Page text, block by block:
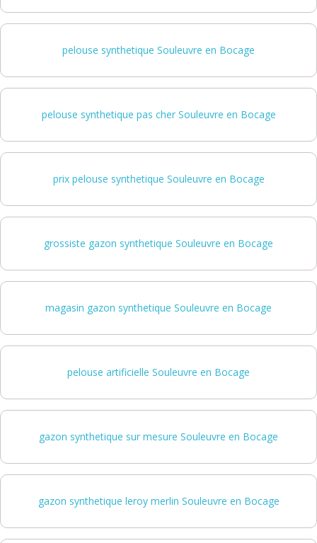
pelouse synthetique Souleuvre en Bocage
pelouse synthetique pas cher Souleuvre en Bocage
prix pelouse synthetique Souleuvre en Bocage
grossiste gazon synthetique Souleuvre en Bocage
magasin gazon synthetique Souleuvre en Bocage
pelouse artificielle Souleuvre en Bocage
gazon synthetique sur mesure Souleuvre en Bocage
gazon synthetique leroy merlin Souleuvre en Bocage